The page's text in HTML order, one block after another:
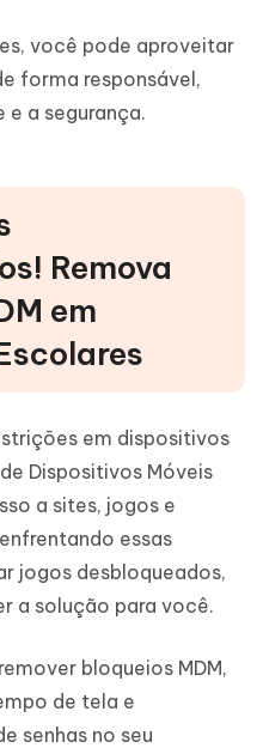
você pode aproveitar
forma responsável,
a segurança.
Remova
em
em dispositivos
Dispositivos Móveis
a sites, jogos e
essas
jogos desbloqueados,
a solução para você.
bloqueios MDM,
de tela e
senhas no seu